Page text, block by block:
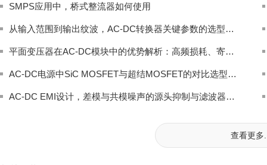
SMPS应用中，桥式整流器如何使用
从输入范围到输出纹波，AC-DC转换器关键参数的选型陷阱与验证方法
平面变压器在AC-DC模块中的优势解析：高频损耗、寄生电容与散热结构的优化路径
AC-DC电源中SiC MOSFET与超结MOSFET的对比选型：开关损耗与导通损耗的权衡分析
AC-DC EMI设计，差模与共模噪声的源头抑制与滤波器优化
查看更多